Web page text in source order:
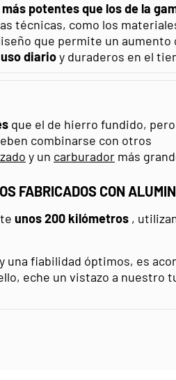
más potentes que los de la
técnicas, como los
que permite un aumento
diarioy duraderos en el
que el de hierro fundido, pero
combinarse con otros
y un carburador más
FABRICADOS CON
unos 200 kilómetros ,
una fiabilidad óptimos, es
eche un vistazo a nuestro